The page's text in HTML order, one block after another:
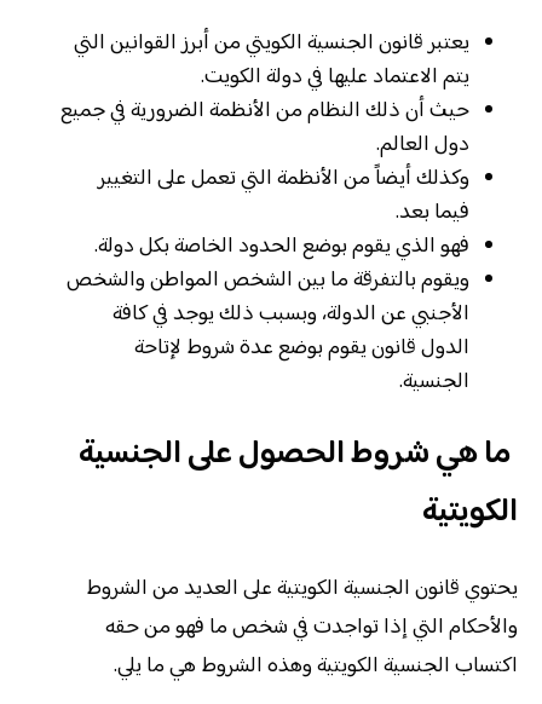
يعتبر قانون الجنسية الكويتي من أبرز القوانين التي
يتم الاعتماد عليها في دولة الكويت.
حيث أن ذلك النظام من الأنظمة الضرورية في جميع
دول العالم.
وكذلك أيضاً من الأنظمة التي تعمل على التغيير
فيما بعد.
فهو الذي يقوم بوضع الحدود الخاصة بكل دولة.
ويقوم بالتفرقة ما بين الشخص المواطن والشخص
الأجنبي عن الدولة، وبسبب ذلك يوجد في كافة
الدول قانون يقوم بوضع عدة شروط لإتاحة
الجنسية.
ما هي شروط الحصول على الجنسية
الكويتية
يحتوي قانون الجنسية الكويتية على العديد من الشروط
والأحكام التي إذا تواجدت في شخص ما فهو من حقه
اكتساب الجنسية الكويتية وهذه الشروط هي ما يلي.